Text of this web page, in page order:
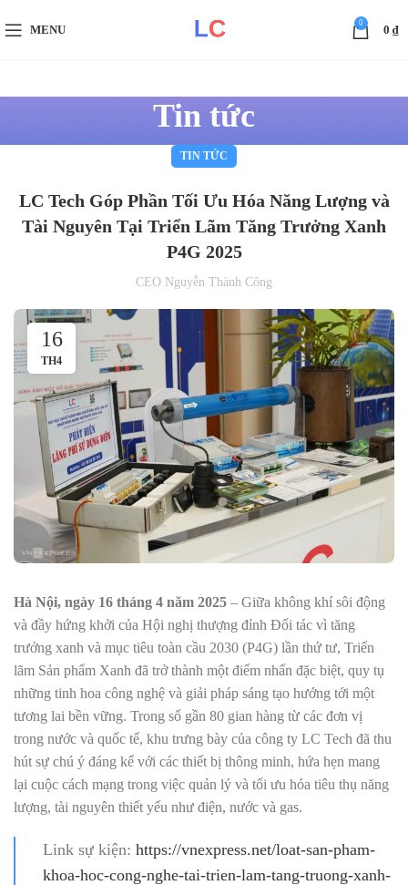
MENU
0
0 ₫
Tin tức
TIN TỨC
LC Tech Góp Phần Tối Ưu Hóa Năng Lượng và
Tài Nguyên Tại Triển Lãm Tăng Trưởng Xanh
P4G 2025
CEO Nguyễn Thành Công
16
TH4
Hà Nội, ngày 16 tháng 4 năm 2025 – Giữa không khí sôi động
và đầy hứng khởi của Hội nghị thượng đỉnh Đối tác vì tăng
trưởng xanh và mục tiêu toàn cầu 2030 (P4G) lần thứ tư, Triển
lãm Sản phẩm Xanh đã trở thành một điểm nhấn đặc biệt, quy tụ
những tinh hoa công nghệ và giải pháp sáng tạo hướng tới một
tương lai bền vững. Trong số gần 80 gian hàng từ các đơn vị
trong nước và quốc tế, khu trưng bày của công ty LC Tech đã thu
hút sự chú ý đáng kể với các thiết bị thông minh, hứa hẹn mang
lại cuộc cách mạng trong việc quản lý và tối ưu hóa tiêu thụ năng
lượng, tài nguyên thiết yếu như điện, nước và gas.
Link sự kiện: https://vnexpress.net/loat-san-pham-
khoa-hoc-cong-nghe-tai-trien-lam-tang-truong-xanh-